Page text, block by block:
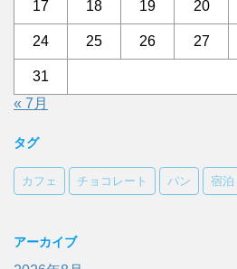
17 18 19 20
24 25 26 27
31
« 7月
タグ
カフェ チョコレート パン 宿泊
アーカイブ